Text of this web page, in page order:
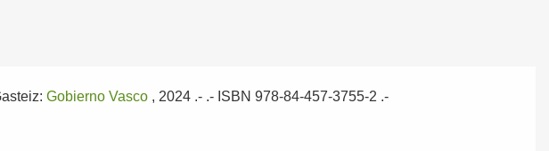
Gobierno Vasco , 2024 .- .- ISBN 978-84-457-3755-2 .-